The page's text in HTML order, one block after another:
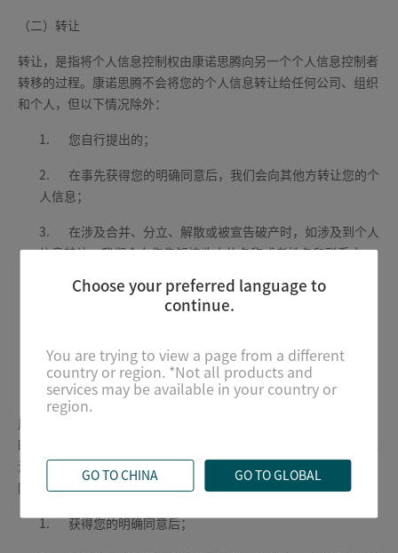
（二）转让
转让，是指将个人信息控制权由康诺思腾向另一个个人信息控制者
转移的过程。康诺思腾不会将您的个人信息转让给任何公司、组织
和个人，但以下情况除外：
1. 您自行提出的；
2.
在事先获得您的明确同意后，我们会向其他方转让您的个
人信息；
3.
在涉及合并、分立、解散或被宣告破产时，如涉及到个人
信息转让，我们会向您告知接收方的名称或者姓名和联系方
明的约束，否则我们将要求该公司、组织重新向您征求授权同
4. 其他法律法规规定的情形。
（三）公开披露
原则上康诺思腾不会将您的信息进行公开披露。如确需公开披露
时，康诺思腾会向您告知公开披露的目的、披露信息的类型及可能
涉及的敏感信息，并征得您的明确同意。但因下列原因而被披露的
除外：
1. 获得您的明确同意后；
Choose your preferred language to
continue.
You are trying to view a page from a different
country or region. *Not all products and
services may be available in your country or
region.
GO TO CHINA GO TO GLOBAL